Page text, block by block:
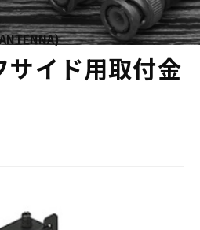
イド用取付金